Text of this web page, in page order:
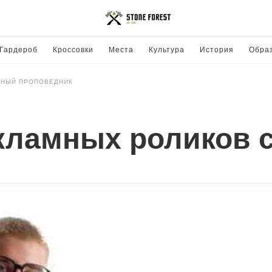
Кроссовки Места Культура История
ПРОПОВЕДНИК
роликов